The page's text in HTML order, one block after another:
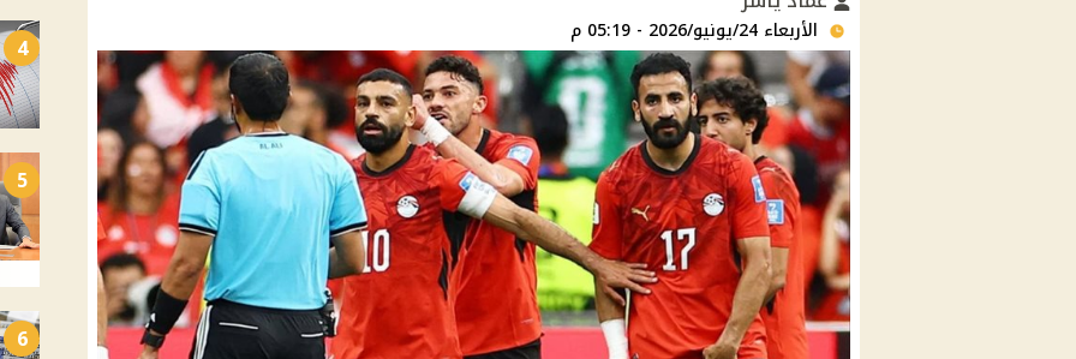
الأربعاء 24/يونيو/2026 - 05:19 م 4
5
6